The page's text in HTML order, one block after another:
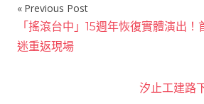
文
章
Previous Post
「搖滾台中」15週年恢復實體演出
迷重返現場
汐止工建路